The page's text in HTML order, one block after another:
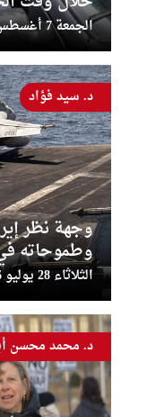
الجمعة 7 أغسطس 2026 - 14:58:30
وجهة نظر
وطموحاته
الثلاثاء 28 يوليو 2026 - 09:18:59
د. سيد فؤاد
د. محمد محسن